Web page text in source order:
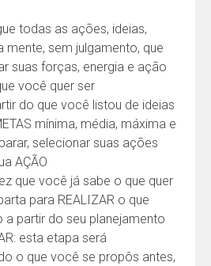
todas as ações, ideias,
mente, sem julgamento, que
suas forças, energia e ação
você quer ser
do que você listou de ideias
mínima, média, máxima e
selecionar suas ações
AÇÃO
que você já sabe o que quer
para REALIZAR o que
partir do seu planejamento
esta etapa será
o que você se propôs antes,